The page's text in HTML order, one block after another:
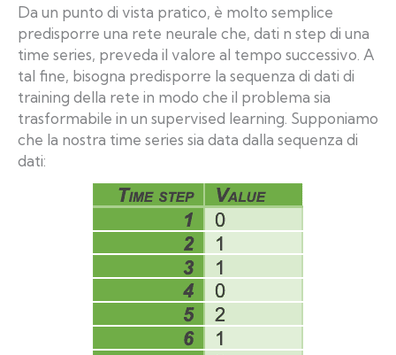
Da un punto di vista pratico, è molto semplice
predisporre una rete neurale che, dati n step di una
time series, preveda il valore al tempo successivo. A
tal fine, bisogna predisporre la sequenza di dati di
training della rete in modo che il problema sia
trasformabile in un supervised learning. Supponiamo
che la nostra time series sia data dalla sequenza di
dati: